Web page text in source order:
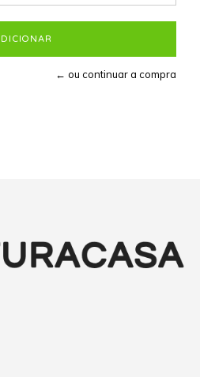
← ou continuar a compra